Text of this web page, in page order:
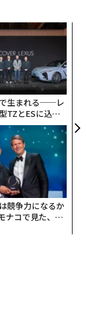
生まれる──レ
TZとESに込め
」の哲学
競争力になるか
コで見た、く